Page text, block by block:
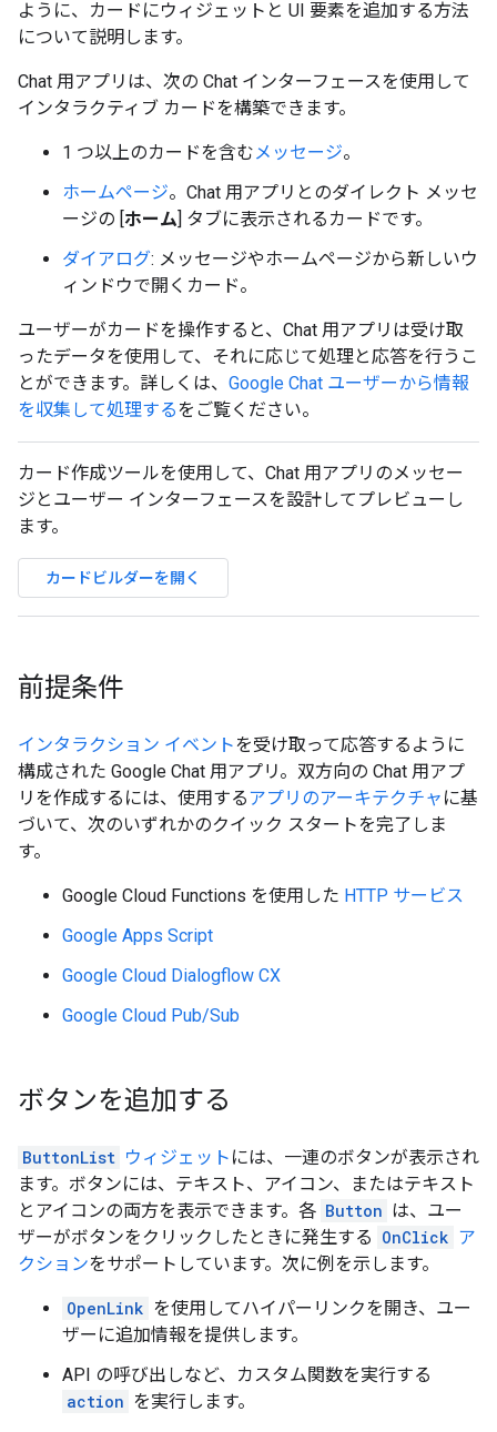
ように、カードにウィジェットと UI 要素を追加する方法
について説明します。
Chat 用アプリは、次の Chat インターフェースを使用して
インタラクティブ カードを構築できます。
1 つ以上のカードを含むメッセージ。
ホームページ。Chat 用アプリとのダイレクト メッセ
ージの [ホーム] タブに表示されるカードです。
ダイアログ: メッセージやホームページから新しいウ
ィンドウで開くカード。
ユーザーがカードを操作すると、Chat 用アプリは受け取
ったデータを使用して、それに応じて処理と応答を行うこ
とができます。詳しくは、 Google Chat ユーザーから情報
を収集して処理するをご覧ください。
カード作成ツールを使用して、Chat 用アプリのメッセー
ジとユーザー インターフェースを設計してプレビューし
ます。
カードビルダーを開く
前提条件
インタラクション イベントを受け取って応答するように
構成された Google Chat 用アプリ。双方向の Chat 用アプ
リを作成するには、使用するアプリのアーキテクチャ に基
づいて、次のいずれかのクイック スタートを完了しま
す。
Google Cloud Functions を使用した HTTP サービス
Google Apps Script
Google Cloud Dialogflow CX
Google Cloud Pub/Sub
ボタンを追加する
ButtonList ウィジェット には、一連のボタンが表示され
ます。ボタンには、テキスト、アイコン、またはテキスト
とアイコンの両方を表示できます。各 Button は、ユー
ザーがボタンをクリックしたときに発生する OnClick ア
クションをサポートしています。次に例を示します。
OpenLink を使用してハイパーリンクを開き、ユー
ザーに追加情報を提供します。
API の呼び出しなど、カスタム関数を実行する
action を実行します。